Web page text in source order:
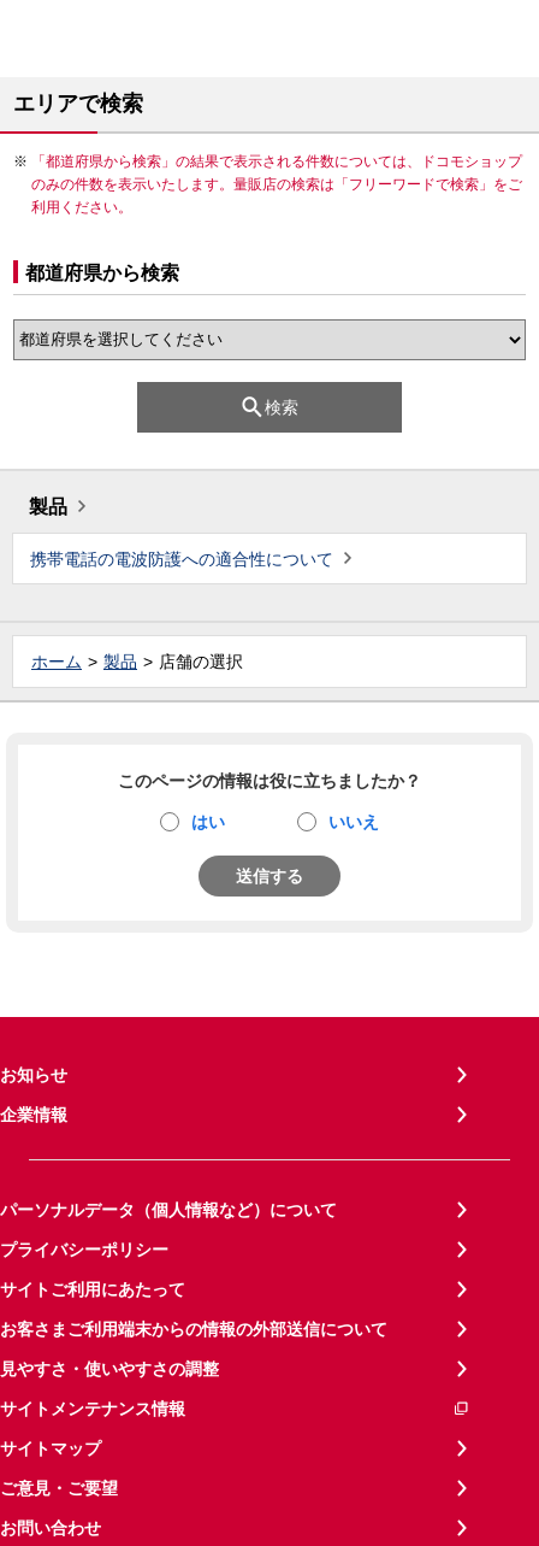
エリアで検索
「都道府県から検索」の結果で表示される件数については、ドコモショップ
のみの件数を表示いたします。量販店の検索は「フリーワードで検索」をご
利用ください。
都道府県から検索
検索
製品
携帯電話の電波防護への適合性について
ホーム 製品 店舗の選択
このページの情報は役に立ちましたか？
はい いいえ
送信する
お知らせ
企業情報
パーソナルデータ（個人情報など）について
プライバシーポリシー
サイトご利用にあたって
お客さまご利用端末からの情報の外部送信について
見やすさ・使いやすさの調整
サイトメンテナンス情報
サイトマップ
ご意見・ご要望
お問い合わせ